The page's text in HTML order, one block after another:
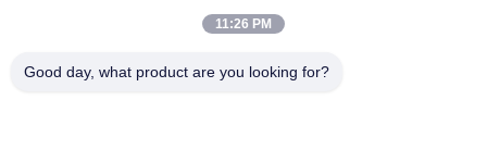
Maszyna do dyfuzji 100 ml olejów eterycznych Premium
11:26 PM
Good day, what product are you looking for?